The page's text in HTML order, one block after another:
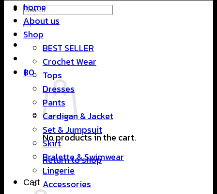
Search
for:
฿0
No products in the cart.
Return to shop
Cart
home
About us
Shop
BEST SELLER
Crochet Wear
Tops
Dresses
Pants
Cardigan & Jacket
Set & Jumpsuit
Skirt
Bralette & Swimwear
Lingerie
Accessories